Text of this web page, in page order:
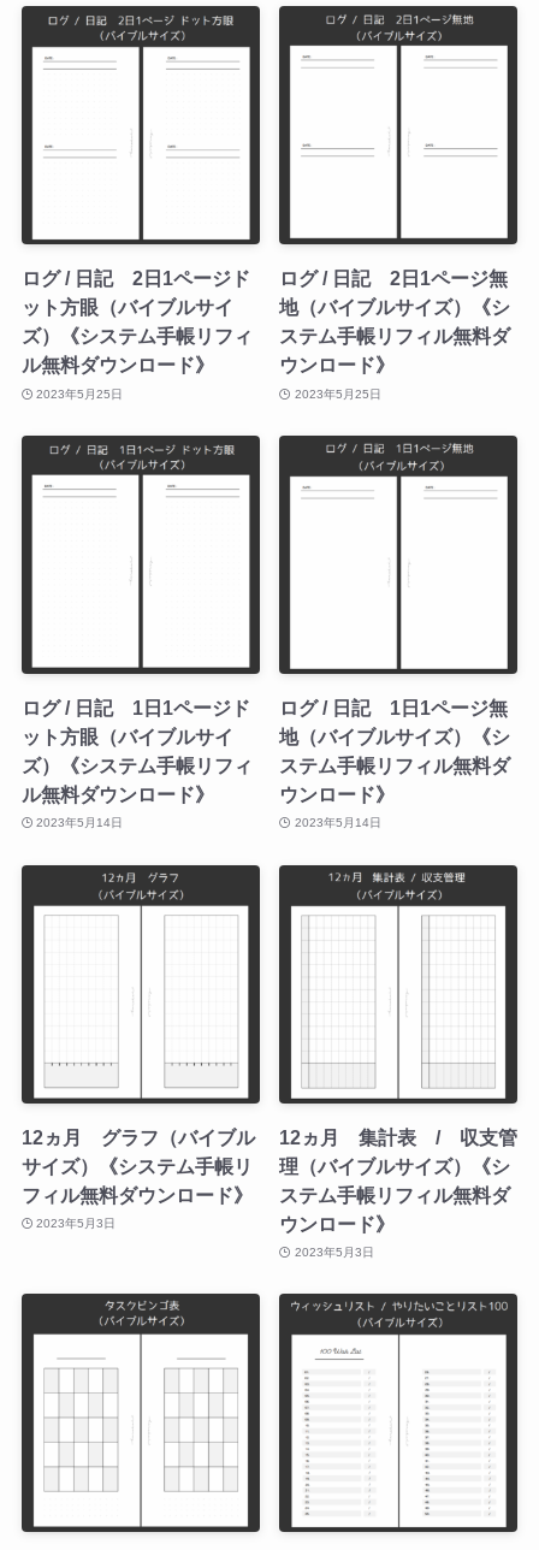
ログ / 日記 2日1ページド
ット方眼（バイブルサイ
ズ）《システム手帳リフィ
ル無料ダウンロード》
2023年5月25日
ログ / 日記 2日1ページ無
地（バイブルサイズ）《シ
ステム手帳リフィル無料ダ
ウンロード》
2023年5月25日
ログ / 日記 1日1ページド
ット方眼（バイブルサイ
ズ）《システム手帳リフィ
ル無料ダウンロード》
2023年5月14日
ログ / 日記 1日1ページ無
地（バイブルサイズ）《シ
ステム手帳リフィル無料ダ
ウンロード》
2023年5月14日
12ヵ月 グラフ（バイブル
サイズ）《システム手帳リ
フィル無料ダウンロード》
2023年5月3日
12ヵ月 集計表 / 収支管
理（バイブルサイズ）《シ
ステム手帳リフィル無料ダ
ウンロード》
2023年5月3日